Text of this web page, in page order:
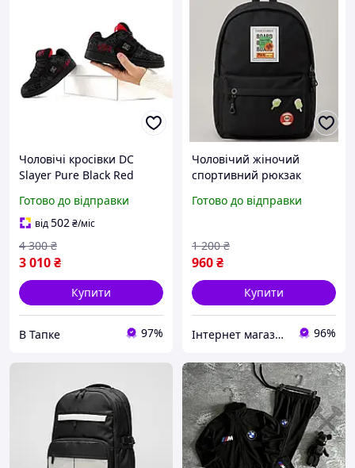
Чоловічі кросівки DC
Slayer Pure Black Red
молодіжні з графіті
замша Y15357М
Готово до відправки
від502₴/міс
3 010₴
4 300 ₴
Купити
В Тапке 97%
Чоловічий жіночий
спортивний рюкзак
стильний рюкзак міський
Готово до відправки
960₴
1 200 ₴
Купити
Інтернет магазин сумок та аксесуарів BarBags 96%